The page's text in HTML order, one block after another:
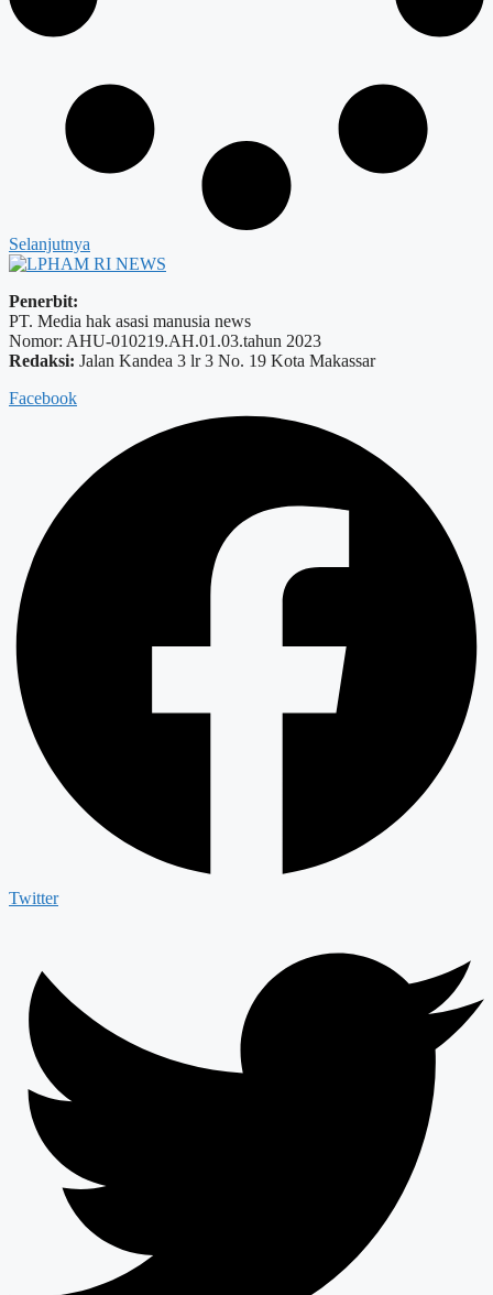
Selanjutnya
Penerbit:
PT. Media hak asasi manusia news
Nomor: AHU-010219.AH.01.03.tahun 2023
Redaksi: Jalan Kandea 3 lr 3 No. 19 Kota Makassar
Facebook
Twitter